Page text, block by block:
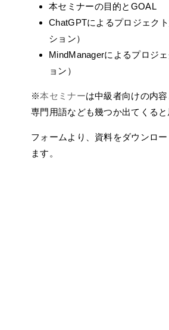
本セミナーの目的とGOAL
ChatGPTによるプロジェク
ション）
MindManagerによるプロジ
ョン）
※本セミナーは中級者向けの内容
専門用語なども幾つか出てくる
フォームより、資料をダウンロ
ます。